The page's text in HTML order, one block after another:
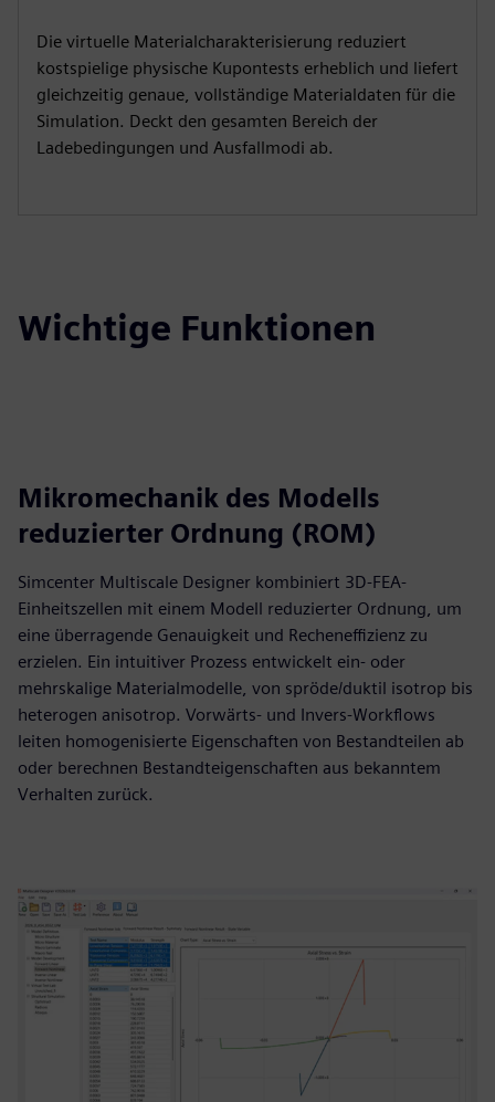
Die virtuelle Materialcharakterisierung reduziert
kostspielige physische Kupontests erheblich und liefert
gleichzeitig genaue, vollständige Materialdaten für die
Simulation. Deckt den gesamten Bereich der
Ladebedingungen und Ausfallmodi ab.
Wichtige Funktionen
Mikromechanik des Modells
reduzierter Ordnung (ROM)
Simcenter Multiscale Designer kombiniert 3D-FEA-
Einheitszellen mit einem Modell reduzierter Ordnung, um
eine überragende Genauigkeit und Recheneffizienz zu
erzielen. Ein intuitiver Prozess entwickelt ein- oder
mehrskalige Materialmodelle, von spröde/duktil isotrop bis
heterogen anisotrop. Vorwärts- und Invers-Workflows
leiten homogenisierte Eigenschaften von Bestandteilen ab
oder berechnen Bestandteigenschaften aus bekanntem
Verhalten zurück.